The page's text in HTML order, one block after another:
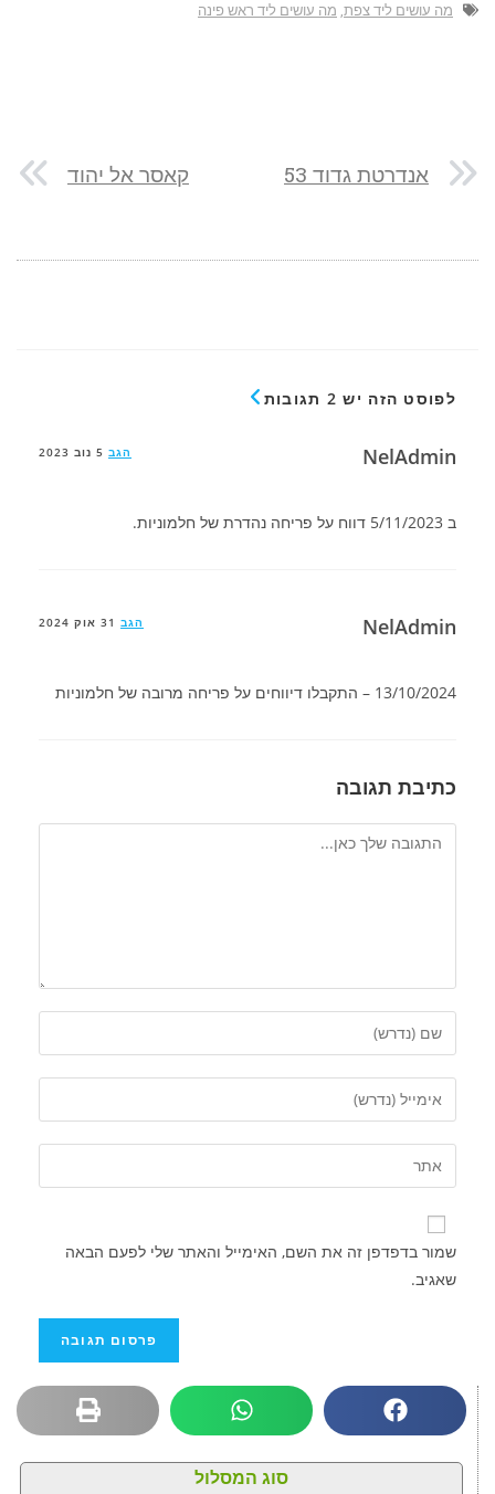
מה עושים ליד צפת מה עושים ליד ראש פינה
אנדרטת גדוד 53 קאסר אל יהוד
לפוסט הזה יש 2 תגובות
NelAdmin הגב 5 נוב 2023
ב 5/11/2023 דווח על פריחה נהדרת של חלמוניות.
NelAdmin הגב 31 אוק 2024
13/10/2024 – התקבלו דיווחים על פריחה מרובה של חלמוניות
כתיבת תגובה
שמור בדפדפן זה את השם, האימייל והאתר שלי לפעם הבאה
שאגיב.
סוג המסלול